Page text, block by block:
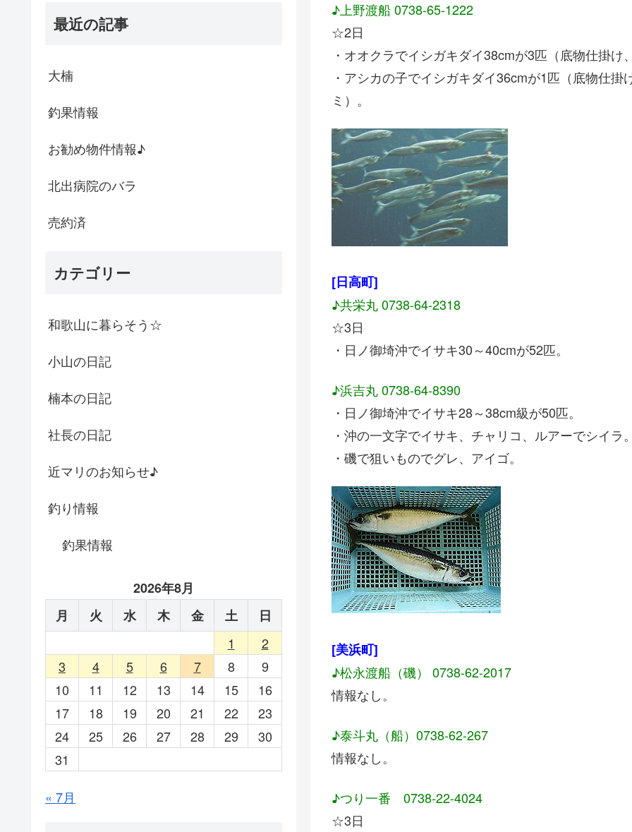
♪上野渡船 0738-65-1222
☆2日
・オオクラでイシガキダイ38cmが3匹（底物仕掛け
・アシカの子でイシガキダイ36cmが1匹（底物仕
ミ）。
[日高町]
♪共栄丸 0738-64-2318
☆3日
・日ノ御埼沖でイサキ30～40cmが52匹。
♪浜吉丸 0738-64-8390
・日ノ御埼沖でイサキ28～38cm級が50匹。
・沖の一文字でイサキ、チャリコ、ルアーでシイラ
・磯で狙いものでグレ、アイゴ。
[美浜町]
♪松永渡船（磯） 0738-62-2017
情報なし。
♪泰斗丸（船）0738-62-267
情報なし。
♪つり一番 0738-22-4024
☆3日
最近の記事
大楠
釣果情報
お勧め物件情報♪
北出病院のバラ
売約済
カテゴリー
和歌山に暮らそう☆
小山の日記
楠本の日記
社長の日記
近マリのお知らせ♪
釣り情報
釣果情報
2026年8月
月
火 水 木 金 土
日
1
2
3
4 5 6 7 8
9
10
11 12 13 14 15
16
17
18 19 20 21 22
23
24
25 26 27 28 29
30
31
« 7月